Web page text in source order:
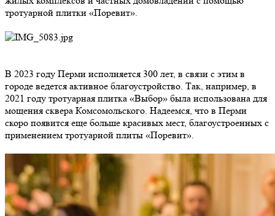
тротуарной плитки «Поревит».
В 2023 году Перми исполняется 300 лет, в связи с этим в
городе ведется активное благоустройство. Так, например, в
2021 году тротуарная плитка «Выбор» была использована для
мощения сквера Комсомольского. Надеемся, что в Перми
скоро появится еще больше красивых мест, благоустроенных с
применением тротуарной плиты «Поревит».